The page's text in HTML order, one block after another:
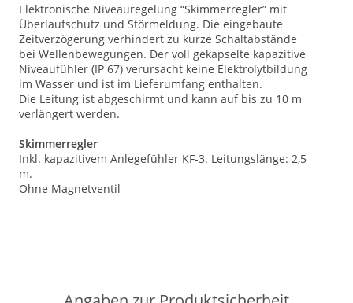
Elektronische Niveauregelung “Skimmerregler” mit
Überlaufschutz und Störmeldung. Die eingebaute
Zeitverzögerung verhindert zu kurze Schaltabstände
bei Wellenbewegungen. Der voll gekapselte kapazitive
Niveaufühler (IP 67) verursacht keine Elektrolytbildung
im Wasser und ist im Lieferumfang enthalten.
Die Leitung ist abgeschirmt und kann auf bis zu 10 m
verlängert werden.
Skimmerregler
Inkl. kapazitivem Anlegefühler KF-3. Leitungslänge: 2,5
m.
Ohne Magnetventil